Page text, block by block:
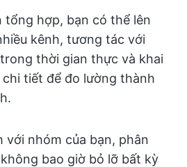
tổng hợp, bạn có thể lên
kênh, tương tác với
thời gian thực và khai
tiết để đo lường thành
với nhóm của bạn, phân
bao giờ bỏ lỡ bất kỳ